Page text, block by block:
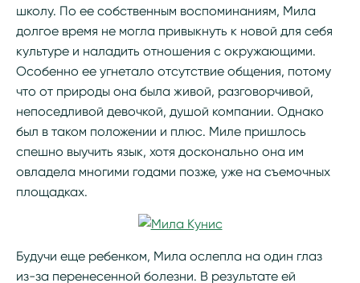
школу. По ее собственным воспоминаниям, Мила
долгое время не могла привыкнуть к новой для себя
культуре и наладить отношения с окружающими.
Особенно ее угнетало отсутствие общения, потому
что от природы она была живой, разговорчивой,
непоседливой девочкой, душой компании. Однако
был в таком положении и плюс. Миле пришлось
спешно выучить язык, хотя досконально она им
овладела многими годами позже, уже на съемочных
площадках.
Будучи еще ребенком, Мила ослепла на один глаз
из-за перенесенной болезни. В результате ей